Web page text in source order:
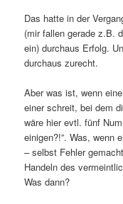
Das hatte in der
(mir fallen gerade z.B.
ein) durchaus Erfolg.
durchaus zurecht.
Aber was ist, wenn
einer schreit, bei dem
wäre hier evtl. fünf
einigen?!”. Was, wenn
– selbst Fehler
Handeln des
Was dann?